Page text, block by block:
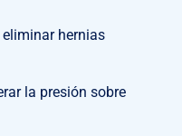
hernias
la presión sobre